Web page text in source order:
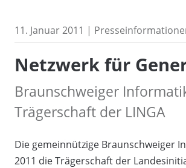
11. Januar 2011 |
Netzwerk für
Braunschweiger
Trägerschaft der LINGA
Die gemeinnützige Braunschweiger
2011 die Trägerschaft der